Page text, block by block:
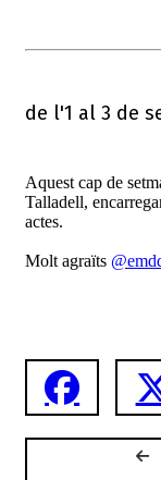
de l'1 al 3 de
Aquest cap de
Talladell,
actes.
Molt agraïts